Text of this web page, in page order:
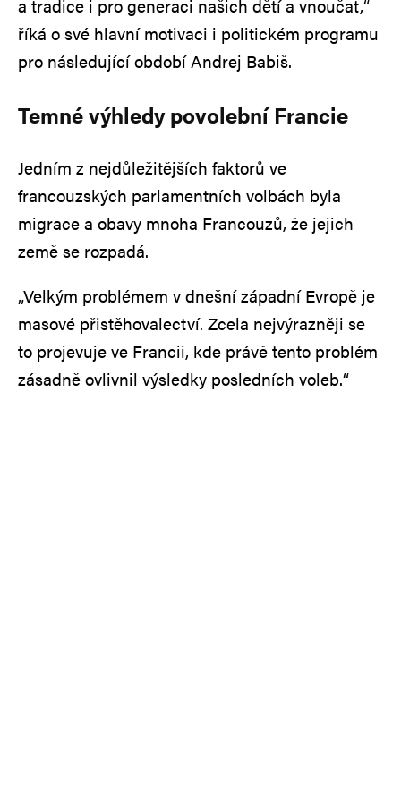
a tradice i pro generaci našich dětí a vnoučat,“
říká o své hlavní motivaci i politickém programu
pro následující období Andrej Babiš.
Temné výhledy povolební Francie
Jedním z nejdůležitějších faktorů ve
francouzských parlamentních volbách byla
migrace a obavy mnoha Francouzů, že jejich
země se rozpadá.
„Velkým problémem v dnešní západní Evropě je
masové přistěhovalectví. Zcela nejvýrazněji se
to projevuje ve Francii, kde právě tento problém
zásadně ovlivnil výsledky posledních voleb.“